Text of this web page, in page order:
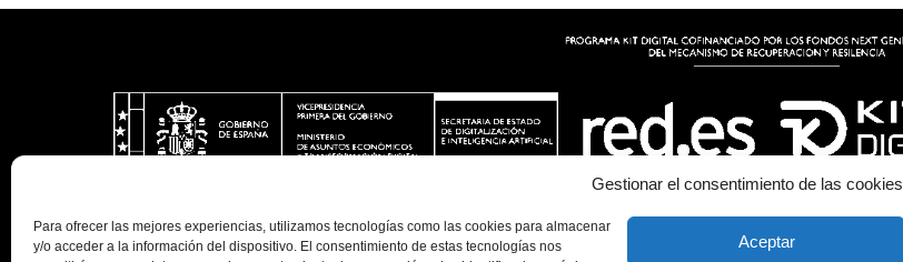
Gestionar el consentimiento de las cookies
Para ofrecer las mejores experiencias, utilizamos tecnologías como las cookies para almacenar
y/o acceder a la información del dispositivo. El consentimiento de estas tecnologías nos
Aceptar